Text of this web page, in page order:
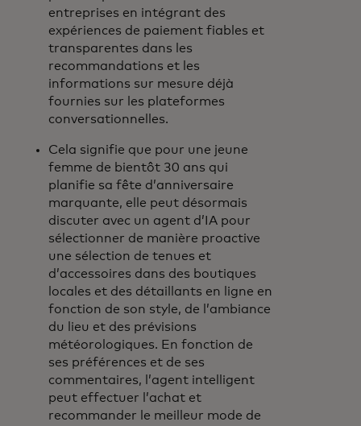
entreprises en intégrant des
expériences de paiement fiables et
transparentes dans les
recommandations et les
informations sur mesure déjà
fournies sur les plateformes
conversationnelles.
Cela signifie que pour une jeune
femme de bientôt 30 ans qui
planifie sa fête d’anniversaire
marquante, elle peut désormais
discuter avec un agent d’IA pour
sélectionner de manière proactive
une sélection de tenues et
d’accessoires dans des boutiques
locales et des détaillants en ligne en
fonction de son style, de l’ambiance
du lieu et des prévisions
météorologiques. En fonction de
ses préférences et de ses
commentaires, l’agent intelligent
peut effectuer l’achat et
recommander le meilleur mode de